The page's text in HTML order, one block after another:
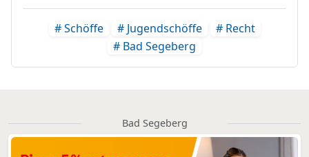
# Schöffe # Jugendschöffe
# Recht
# Bad Segeberg
Bad Segeberg